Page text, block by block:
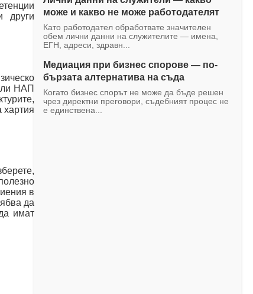
други
НАП
хартия
в
да
имат
може и какво не може работодателят
Като работодател обработвате значителен
обем лични данни на служителите — имена,
ЕГН, адреси, здравн...
Медиация при бизнес спорове — по-
бързата алтернатива на съда
Когато бизнес спорът не може да бъде решен
чрез директни преговори, съдебният процес не
е единствена...